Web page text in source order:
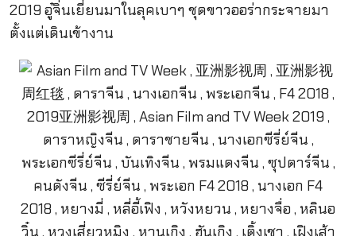
2019 อู๋จิ่นเยี่ยนมาในลุคเบาๆ ชุดขาวออร่ากระจายมา
ตั้งแต่เดินเข้างาน